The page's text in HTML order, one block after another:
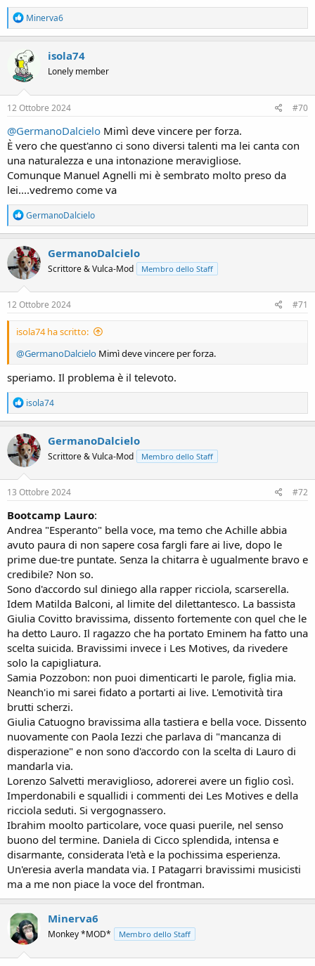
R
e
a
c
t
i
o
n
s
Minerva6
isola74
Lonely member
12 Ottobre 2024 #70
@GermanoDalcielo Mimì deve vincere per forza.
È vero che quest'anno ci sono diversi talenti ma lei canta con
una naturalezza e una intonazione meravigliose.
Comunque Manuel Agnelli mi è sembrato molto preso da
lei....vedremo come va
R
e
a
c
t
i
o
n
s
GermanoDalcielo
GermanoDalcielo
Scrittore & Vulca-Mod Membro dello Staff
12 Ottobre 2024 #71
isola74 ha scritto:
@GermanoDalcielo Mimì deve vincere per forza.
speriamo. Il problema è il televoto.
R
e
a
c
t
i
o
n
s
isola74
GermanoDalcielo
Scrittore & Vulca-Mod Membro dello Staff
13 Ottobre 2024 #72
Bootcamp Lauro:
Andrea "Esperanto" bella voce, ma temo che Achille abbia
avuto paura di non sapere cosa fargli fare ai live, dopo le
prime due-tre puntate. Senza la chitarra è ugualmente bravo e
credibile? Non so.
Sono d'accordo sul diniego alla rapper ricciola, scarserella.
Idem Matilda Balconi, al limite del dilettantesco. La bassista
Giulia Covitto bravissima, dissento fortemente con quel che le
ha detto Lauro. Il ragazzo che ha portato Eminem ha fatto una
scelta suicida. Bravissimi invece i Les Motives, da rivedere
solo la capigliatura.
Samia Pozzobon: non puoi dimenticarti le parole, figlia mia.
Neanch'io mi sarei fidato a portarti ai live. L'emotività tira
brutti scherzi.
Giulia Catuogno bravissima alla tastiera e bella voce. Dissento
nuovamente con Paola Iezzi che parlava di "mancanza di
disperazione" e non sono d'accordo con la scelta di Lauro di
mandarla via.
Lorenzo Salvetti meraviglioso, adorerei avere un figlio così.
Imperdonabili e squallidi i commenti dei Les Motives e della
ricciola seduti. Si vergognassero.
Ibrahim moolto particolare, voce quasi puerile, nel senso
buono del termine. Daniela di Cicco splendida, intensa e
disarmante, considerata l'età e la pochissima esperienza.
Un'eresia averla mandata via. I Patagarri bravissimi musicisti
ma a me non piace la voce del frontman.
Minerva6
Monkey *MOD* Membro dello Staff